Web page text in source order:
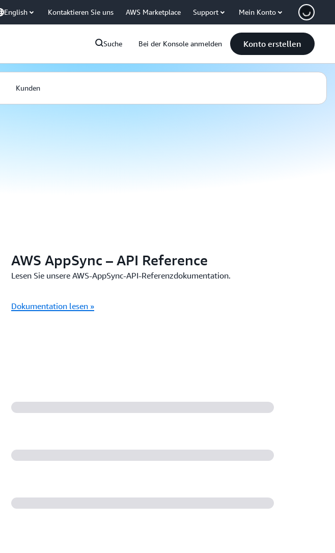
English Kontaktieren Sie uns AWS Marketplace Support Mein Konto
Suche Bei der Konsole anmelden Konto erstellen
Kunden
AWS AppSync – API Reference
Lesen Sie unsere AWS-AppSync-API-Referenzdokumentation.
Dokumentation lesen »